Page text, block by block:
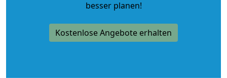
besser planen!
Kostenlose Angebote erhalten